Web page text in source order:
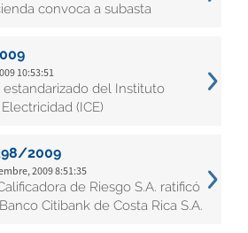
convoca a subasta
10:53:51
del Instituto
(ICE)
2009
2009 8:51:35
de Riesgo S.A. ratificó
Citibank de Costa Rica S.A.